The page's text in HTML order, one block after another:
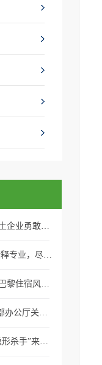
优吸环保带领番禺本​土企业勇敢破局向“新”
优吸除甲醛 以数字诠释专业，尽显除醛品牌实力！
【绿色奥运新风向】巴黎住宿风波：优吸环保共建健康绿色家居
学校假期将至 | 教育部办公厅关于加强学校新建校舍室内空气质量管理通知
警惕！高温下甲醛“隐形杀手”来袭，你的家安全吗？